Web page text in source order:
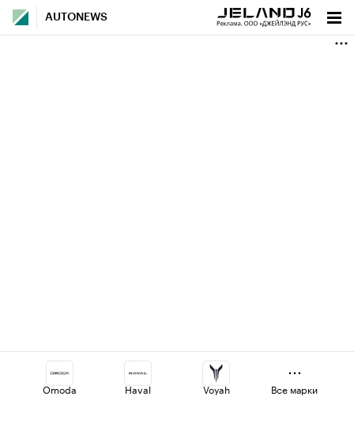
AUTONEWS
Omoda Haval Voyah Все марки